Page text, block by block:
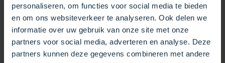
personaliseren, om functies voor social media te bieden
en om ons websiteverkeer te analyseren. Ook delen we
informatie over uw gebruik van onze site met onze
partners voor social media, adverteren en analyse. Deze
partners kunnen deze gegevens combineren met andere
Geeignet für Sundance-Whirlpools mit 850/880-
Systemen.
Kompatible Modelle: Maxxus, Cameo, Optima, Alimar,
Marin und Capri.
Vorteile: